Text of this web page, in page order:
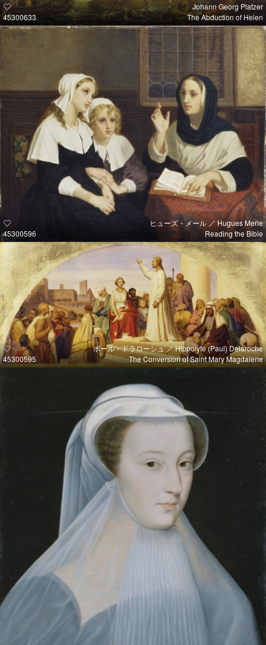
45300633
Johann Georg Platzer
The Abduction of Helen
45300596
ヒューズ・メール ／ Hugues Merle
Reading the Bible
45300595
ポール・ドラローシュ ／ Hippolyte (Paul) Delaroche
The Conversion of Saint Mary Magdalene